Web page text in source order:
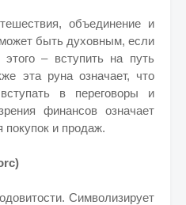
объединение и
быть духовным, если
– вступить на путь
эта руна означает, что
в переговоры и
финансов означает
покупок и продаж.
Символизирует